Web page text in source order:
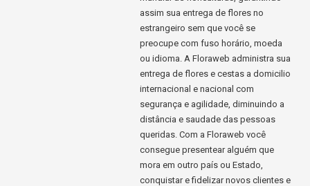
assim sua entrega de flores no
estrangeiro sem que você se
preocupe com fuso horário, moeda
ou idioma. A Floraweb administra sua
entrega de flores e cestas a domicilio
internacional e nacional com
segurança e agilidade, diminuindo a
distância e saudade das pessoas
queridas. Com a Floraweb você
consegue presentear alguém que
mora em outro país ou Estado,
conquistar e fidelizar novos clientes e